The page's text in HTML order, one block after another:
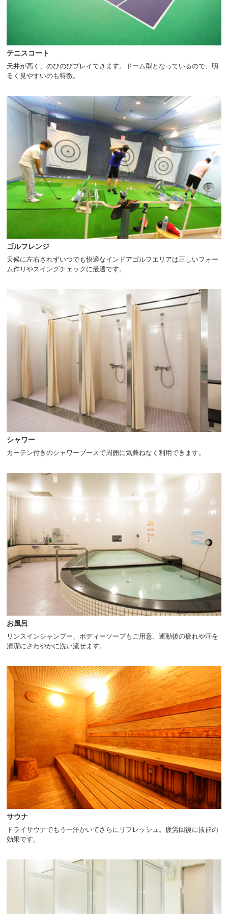
テニスコート
天井が高く、のびのびプレイできます。ドーム型となっているので、明
るく見やすいのも特徴。
ゴルフレンジ
天候に左右されずいつでも快適なインドアゴルフエリアは正しいフォー
ム作りやスイングチェックに最適です。
シャワー
カーテン付きのシャワーブースで周囲に気兼ねなく利用できます。
お風呂
リンスインシャンプー、ボディーソープもご用意、運動後の疲れや汗を
清潔にさわやかに洗い流せます。
サウナ
ドライサウナでもう一汗かいてさらにリフレッシュ。疲労回復に抜群の
効果です。